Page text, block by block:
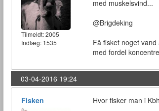
Tilmeldt:2005
Indlæg: 1535
med muskelsvind...
@Brigdeking
Få fisket noget
med fordel
03-04-2016 19:24
Fisken Hvor fisker man i